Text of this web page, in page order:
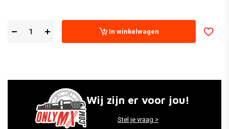
In winkelwagen
Wij zijn er voor jou!
Stel je vraag >